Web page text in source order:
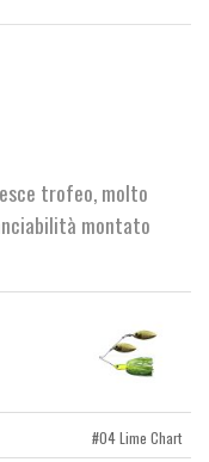
trofeo, molto
montato
#04 Lime Chart